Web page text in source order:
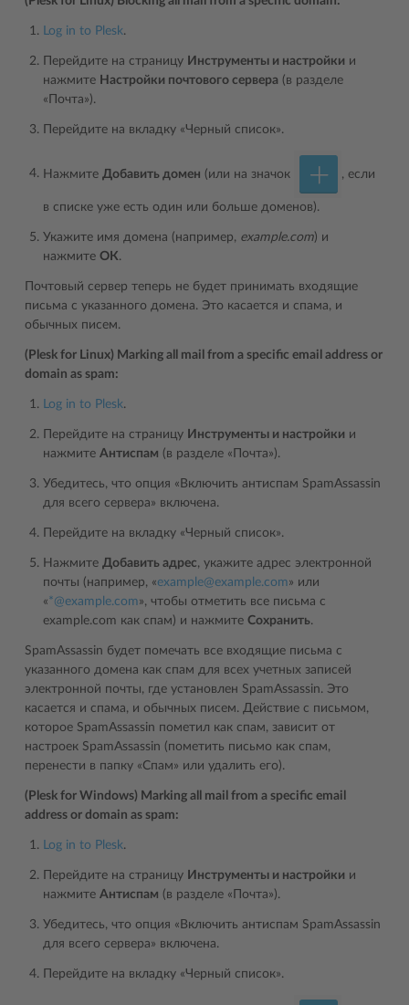
Log in to Plesk.
Перейдите на страницу Инструменты и настройки и
нажмите Настройки почтового сервера (в разделе
«Почта»).
Перейдите на вкладку «Черный список».
Нажмите Добавить домен (или на значок , если
в списке уже есть один или больше доменов).
Укажите имя домена (например, example.com) и
нажмите ОК.
Почтовый сервер теперь не будет принимать входящие
письма с указанного домена. Это касается и спама, и
обычных писем.
(Plesk for Linux) Marking all mail from a specific email address or
domain as spam:
Log in to Plesk.
Перейдите на страницу Инструменты и настройки и
нажмите Антиспам (в разделе «Почта»).
Убедитесь, что опция «Включить антиспам SpamAssassin
для всего сервера» включена.
Перейдите на вкладку «Черный список».
Нажмите Добавить адрес, укажите адрес электронной
почты (например, «example@example.com» или
«*@example.com», чтобы отметить все письма с
example.com как спам) и нажмите Сохранить.
SpamAssassin будет помечать все входящие письма с
указанного домена как спам для всех учетных записей
электронной почты, где установлен SpamAssassin. Это
касается и спама, и обычных писем. Действие с письмом,
которое SpamAssassin пометил как спам, зависит от
настроек SpamAssassin (пометить письмо как спам,
перенести в папку «Спам» или удалить его).
(Plesk for Windows) Marking all mail from a specific email
address or domain as spam:
Log in to Plesk.
Перейдите на страницу Инструменты и настройки и
нажмите Антиспам (в разделе «Почта»).
Убедитесь, что опция «Включить антиспам SpamAssassin
для всего сервера» включена.
Перейдите на вкладку «Черный список».